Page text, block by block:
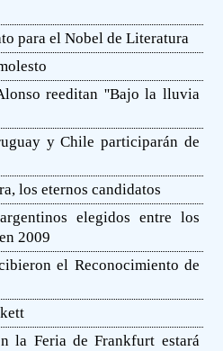
para el Nobel de Literatura
reeditan ''Bajo la lluvia
y Chile participarán de
los eternos candidatos
elegidos entre los
2009
el Reconocimiento de
la Feria de Frankfurt estará